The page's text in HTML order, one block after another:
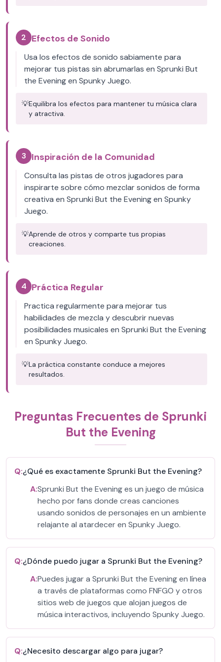
2 Efectos de Sonido
Usa los efectos de sonido sabiamente para
mejorar tus pistas sin abrumarlas en Sprunki But
the Evening en Spunky Juego.
💡Equilibra los efectos para mantener tu música clara
y atractiva.
3 Inspiración de la Comunidad
Consulta las pistas de otros jugadores para
inspirarte sobre cómo mezclar sonidos de forma
creativa en Sprunki But the Evening en Spunky
Juego.
💡Aprende de otros y comparte tus propias
creaciones.
4 Práctica Regular
Practica regularmente para mejorar tus
habilidades de mezcla y descubrir nuevas
posibilidades musicales en Sprunki But the Evening
en Spunky Juego.
💡La práctica constante conduce a mejores
resultados.
Preguntas Frecuentes de Sprunki
But the Evening
Q:¿Qué es exactamente Sprunki But the Evening?
A:Sprunki But the Evening es un juego de música
hecho por fans donde creas canciones
usando sonidos de personajes en un ambiente
relajante al atardecer en Spunky Juego.
Q:¿Dónde puedo jugar a Sprunki But the Evening?
A:Puedes jugar a Sprunki But the Evening en línea
a través de plataformas como FNFGO y otros
sitios web de juegos que alojan juegos de
música interactivos, incluyendo Spunky Juego.
Q:¿Necesito descargar algo para jugar?